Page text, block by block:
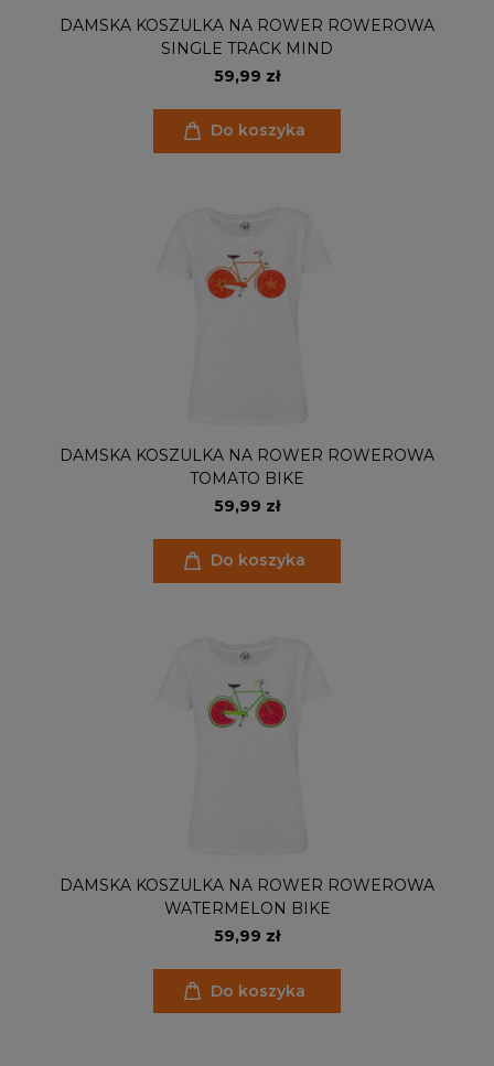
DAMSKA KOSZULKA NA ROWER ROWEROWA
SINGLE TRACK MIND
59,99 zł
Do koszyka
DAMSKA KOSZULKA NA ROWER ROWEROWA
TOMATO BIKE
59,99 zł
Do koszyka
DAMSKA KOSZULKA NA ROWER ROWEROWA
WATERMELON BIKE
59,99 zł
Do koszyka